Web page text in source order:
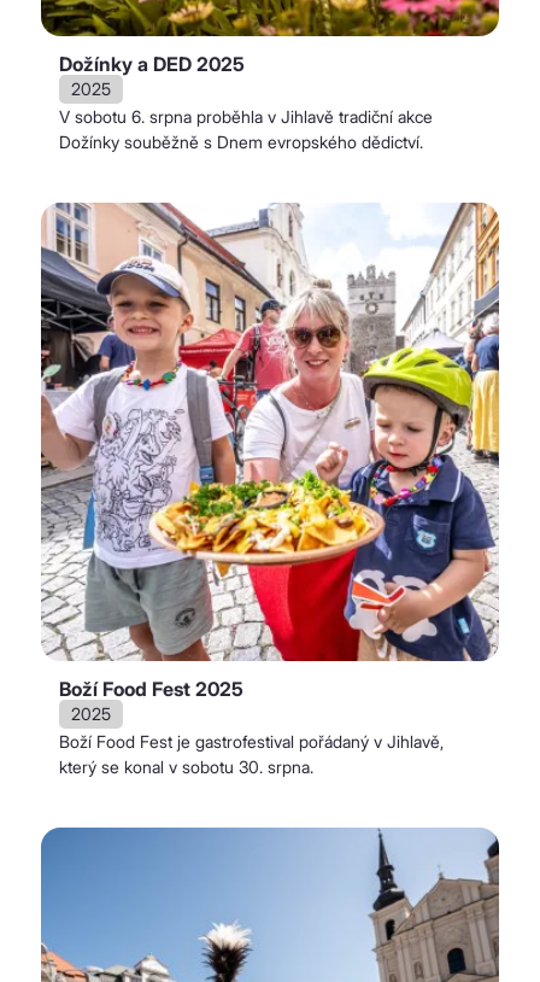
Dožínky a DED 2025
2025
V sobotu 6. srpna proběhla v Jihlavě tradiční akce
Dožínky souběžně s Dnem evropského dědictví.
Boží Food Fest 2025
2025
Boží Food Fest je gastrofestival pořádaný v Jihlavě,
který se konal v sobotu 30. srpna.